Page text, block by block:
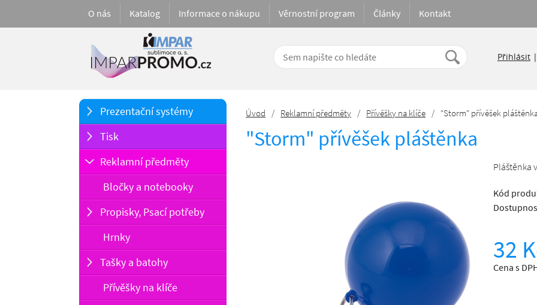
Přihlásit |
O nás Katalog Informace o nákupu Věrnostní program Články Kontakt
Prezentační systémy
Tisk
Reklamní předměty
Bločky a notebooky
Propisky, Psací potřeby
Hrnky
Tašky a batohy
Přívěšky na klíče
Úvod / Reklamní předměty / Přívěšky na klíče / "Storm" přívěšek
"Storm" přívěšek pláštěnka
Pláštěnka
Kód
32
Cena s